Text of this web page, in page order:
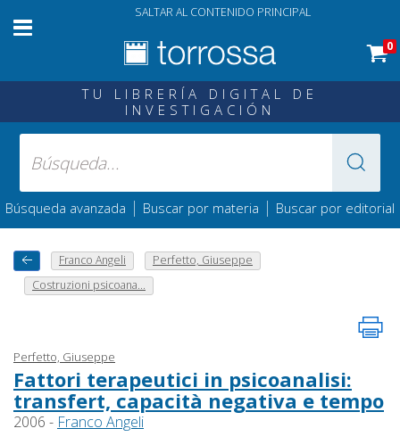
SALTAR AL CONTENIDO PRINCIPAL
0
TU LIBRERÍA DIGITAL DE
INVESTIGACIÓN
Búsqueda avanzada | Buscar por materia | Buscar por editorial
Franco Angeli
Perfetto, Giuseppe
Costruzioni psicoana...
Perfetto, Giuseppe
Fattori terapeutici in psicoanalisi:
transfert, capacità negativa e tempo
2006 - Franco Angeli